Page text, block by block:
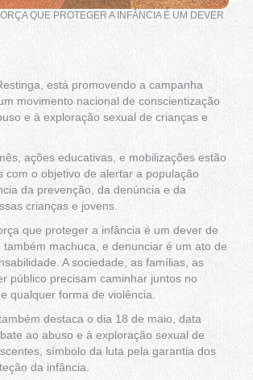
QUE PROTEGER A INFÂNCIA É UM DEVER
está promovendo a campanha
movimento nacional de conscientização
e à exploração sexual de crianças e
ações educativas, e mobilizações estão
com o objetivo de alertar a população
da prevenção, da denúncia e da
crianças e jovens.
que proteger a infância é um dever de
também machuca, e denunciar é um ato de
A sociedade, as famílias, as
público precisam caminhar juntos no
qualquer forma de violência.
destaca o dia 18 de maio, data
ao abuso e à exploração sexual de
símbolo da luta pela garantia dos
da infância.